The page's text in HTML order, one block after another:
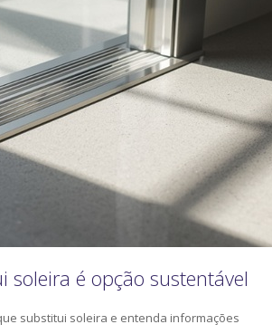
é opção sustentável
substitui soleira e entenda informações